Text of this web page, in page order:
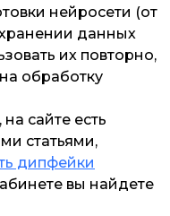
нейросети (от
данных
их повторно,
обработку
сайте есть
статьями,
дипфейки
вы найдете